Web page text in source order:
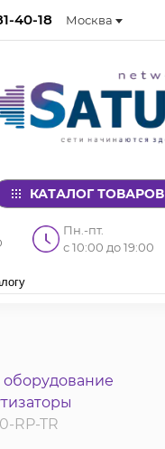
40-18 Москва
КАТАЛОГ ТОВАРОВ
Пн.-пт.
с 10:00 до 19:00
оборудование
RP-TR